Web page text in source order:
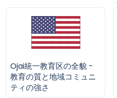
Ojai統一教育区の全貌 -
教育の質と地域コミュニ
ティの強さ